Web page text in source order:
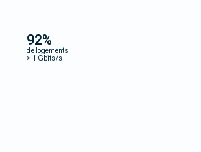
92%
de logements
> 1 Gbits/s